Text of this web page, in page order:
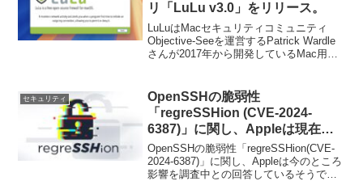
リ「LuLu v3.0」をリリース。
LuLuはMacセキュリティコミュニティ
Objective-Seeを運営するPatrick Wardle
さんが2017年から開発しているMac用の
の最新バージョンとなる「LuLu v3.0」が
新たにリリースされています。
セキュリティ
OpenSSHの脆弱性
「regreSSHion (CVE-2024-
6387)」に関し、Appleは現在の
ところmacOS/iOSでの影響を調
査中。
OpenSSHの脆弱性「regreSSHion(CVE-
2024-6387)」に関し、Appleは今のところ
影響を調査中との回答しているそうで